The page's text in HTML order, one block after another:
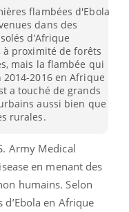
flambées d'Ebola
dans des
d’Afrique
à proximité de forêts
mais la flambée qui
2014-2016 en Afrique
a touché de grands
aussi bien que
rurales.
Army Medical
en menant des
humains. Selon
en Afrique